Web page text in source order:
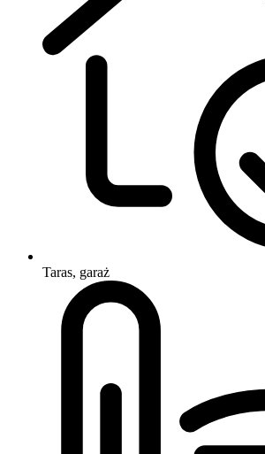
Taras, garaż